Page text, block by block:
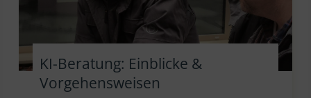
KI-Beratung: Einblicke &
Vorgehensweisen